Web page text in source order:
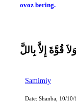
ovoz bering.
قُوَّةَ إِلاَّ بِاللَّ
Samimiy
Date: Shanba, 10/